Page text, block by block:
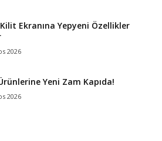
Kilit Ekranına Yepyeni Özellikler
2026
Yeni Zam Kapıda!
2026